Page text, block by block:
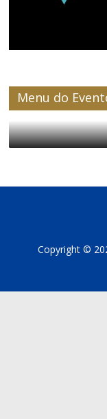
Menu do
Copyright ©